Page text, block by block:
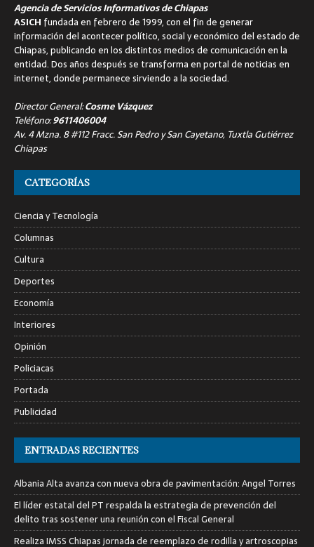
Agencia de Servicios Informativos de Chiapas
ASICH fundada en febrero de 1999, con el fin de generar
información del acontecer político, social y económico del estado de
Chiapas, publicando en los distintos medios de comunicación en la
entidad. Dos años después se transforma en portal de noticias en
internet, donde permanece sirviendo a la sociedad.
Director General:Cosme Vázquez
Teléfono:9611406004
Av. 4 Mzna. 8 #112 Fracc. San Pedro y San Cayetano, Tuxtla Gutiérrez
Chiapas
CATEGORÍAS
Ciencia y Tecnología
Columnas
Cultura
Deportes
Economía
Interiores
Opinión
Policiacas
Portada
Publicidad
ENTRADAS RECIENTES
Albania Alta avanza con nueva obra de pavimentación: Angel Torres
El líder estatal del PT respalda la estrategia de prevención del
delito tras sostener una reunión con el Fiscal General
Realiza IMSS Chiapas jornada de reemplazo de rodilla y artroscopias